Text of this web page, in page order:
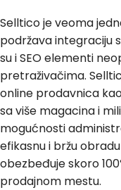
Selltico je veoma
podržava integraciju
su i SEO elementi
pretraživačima.
online prodavnica
sa više magacina i
mogućnosti
efikasnu i bržu
obezbeđuje skoro
prodajnom mestu.